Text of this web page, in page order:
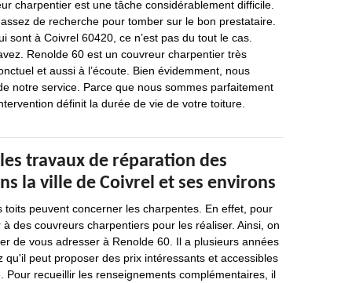
charpentier est une tâche considérablement difficile.
de recherche pour tomber sur le bon prestataire.
sont à Coivrel 60420, ce n’est pas du tout le cas.
Renolde 60 est un couvreur charpentier très
et aussi à l’écoute. Bien évidemment, nous
notre service. Parce que nous sommes parfaitement
définit la durée de vie de votre toiture.
travaux de réparation des
la ville de Coivrel et ses environs
toits peuvent concerner les charpentes. En effet, pour
des couvreurs charpentiers pour les réaliser. Ainsi, on
de vous adresser à Renolde 60. Il a plusieurs années
qu'il peut proposer des prix intéressants et accessibles
Pour recueillir les renseignements complémentaires, il